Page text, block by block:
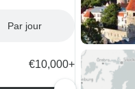
Par jour
€10,000+